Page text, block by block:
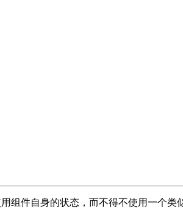
组件自身的状态，而不得不使用一个类